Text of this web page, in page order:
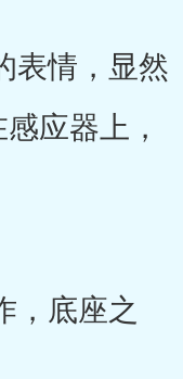
情，显然
应器上，
底座之